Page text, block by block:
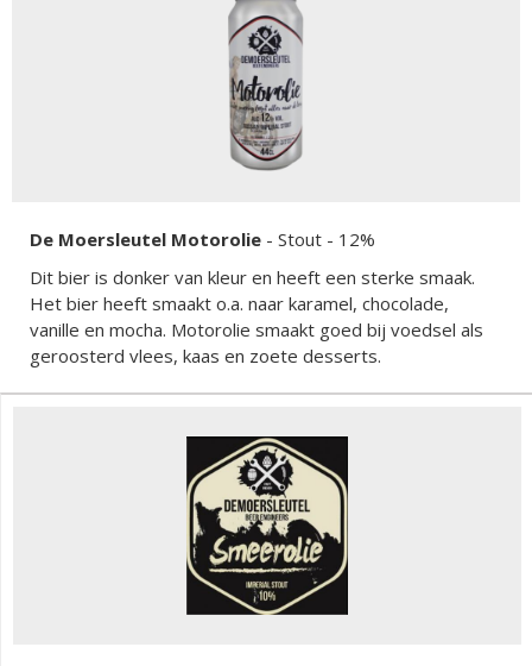
De Moersleutel Motorolie - Stout - 12%
Dit bier is donker van kleur en heeft een sterke smaak.
Het bier heeft smaakt o.a. naar karamel, chocolade,
vanille en mocha. Motorolie smaakt goed bij voedsel als
geroosterd vlees, kaas en zoete desserts.